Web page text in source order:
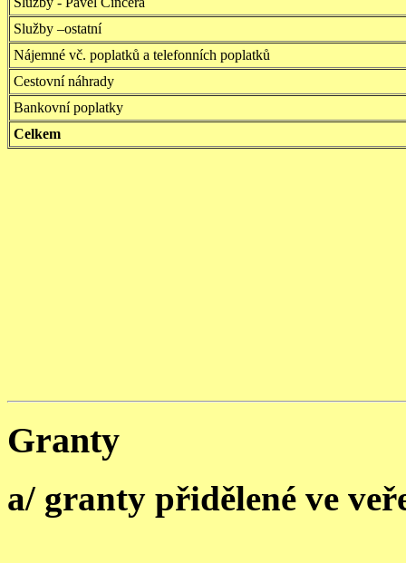
Služby –ostatní
Nájemné vč. poplatků a telefonních poplatků
Cestovní náhrady
Bankovní poplatky
Celkem
Granty
a/ granty přidělené ve